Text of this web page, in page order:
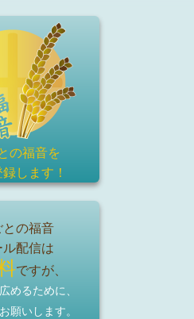
の福音を
録します！
との福音
ル配信は
ですが、
めるために、
願いします。